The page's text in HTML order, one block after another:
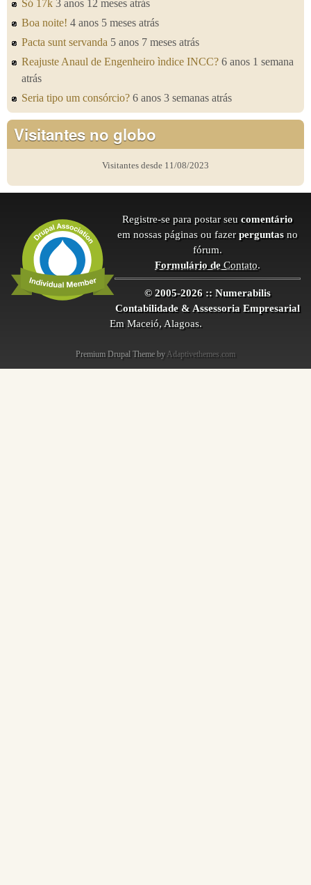
Só 17k 3 anos 12 meses atrás
Boa noite! 4 anos 5 meses atrás
Pacta sunt servanda 5 anos 7 meses atrás
Reajuste Anaul de Engenheiro ìndice INCC? 6 anos 1 semana
atrás
Seria tipo um consórcio? 6 anos 3 semanas atrás
Visitantes no globo
Visitantes desde 11/08/2023
Registre-se para postar seu comentário
em nossas páginas ou fazer perguntas no
fórum.
Formulário deContato.
© 2005-2026 :: Numerabilis
Contabilidade & Assessoria Empresarial
Em Maceió, Alagoas.
Premium Drupal Theme by Adaptivethemes.com